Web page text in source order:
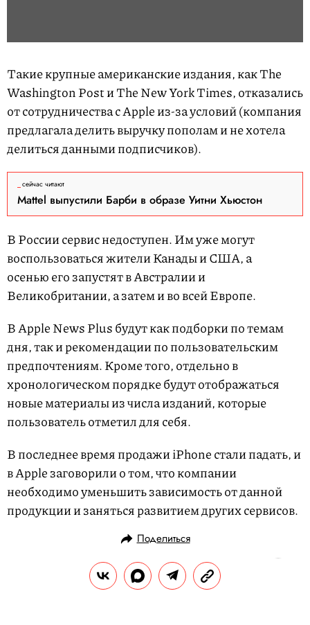
Такие крупные американские издания, как The
Washington Post и The New York Times, отказались
от сотрудничества с Apple из-за условий (компания
предлагала делить выручку пополам и не хотела
делиться данными подписчиков).
сейчас читают
Mattel выпустили Барби в образе Уитни Хьюстон
В России сервис недоступен. Им уже могут
воспользоваться жители Канады и США, а
осенью его запустят в Австралии и
Великобритании, а затем и во всей Европе.
В Apple News Plus будут как подборки по темам
дня, так и рекомендации по пользовательским
предпочтениям. Кроме того, отдельно в
хронологическом порядке будут отображаться
новые материалы из числа изданий, которые
пользователь отметил для себя.
В последнее время продажи iPhone стали падать, и
в Apple заговорили о том, что компании
необходимо уменьшить зависимость от данной
продукции и заняться развитием других сервисов.
Поделиться